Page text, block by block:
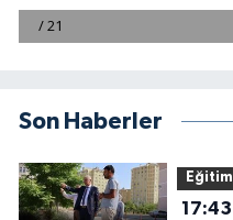
Son Haberler
Eğitim
17:43